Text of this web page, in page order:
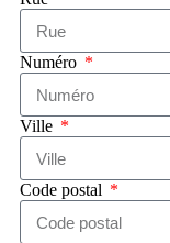
Numéro
Ville
Code postal